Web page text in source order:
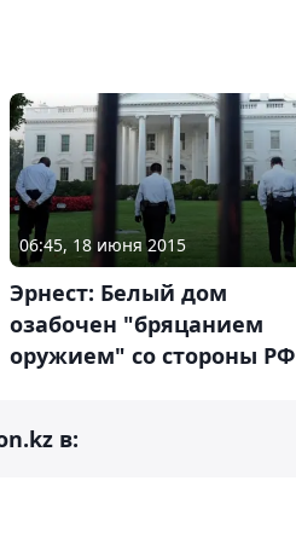
06:45, 18 июня 2015
Эрнест: Белый дом
озабочен "бряцанием
оружием" со стороны РФ
в: